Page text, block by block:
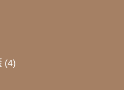
(4)